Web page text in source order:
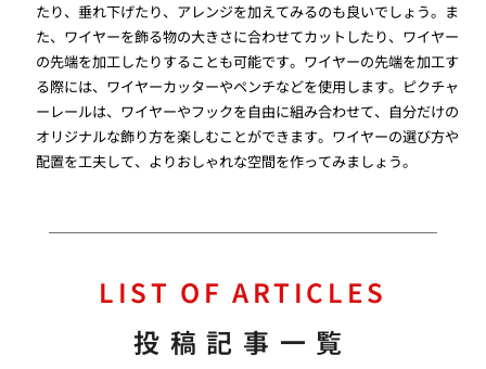
たり、垂れ下げたり、アレンジを加えてみるのも良いでしょう。ま
た、ワイヤーを飾る物の大きさに合わせてカットしたり、ワイヤー
の先端を加工したりすることも可能です。ワイヤーの先端を加工す
る際には、ワイヤーカッターやペンチなどを使用します。ピクチャ
ーレールは、ワイヤーやフックを自由に組み合わせて、自分だけの
オリジナルな飾り方を楽しむことができます。ワイヤーの選び方や
配置を工夫して、よりおしゃれな空間を作ってみましょう。
LIST OF ARTICLES
投稿記事一覧